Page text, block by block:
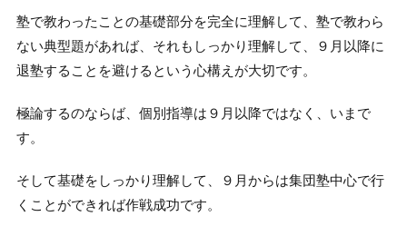
塾で教わったことの基礎部分を完全に理解して、塾で教わら
ない典型題があれば、それもしっかり理解して、９月以降に
退塾することを避けるという心構えが大切です。
極論するのならば、個別指導は９月以降ではなく、いまで
す。
そして基礎をしっかり理解して、９月からは集団塾中心で行
くことができれば作戦成功です。